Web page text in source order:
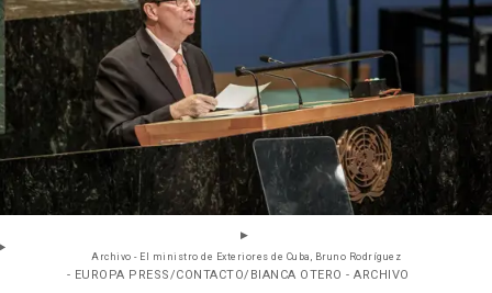
Archivo - El ministro de Exteriores de Cuba, Bruno Rodríguez
- EUROPA PRESS/CONTACTO/BIANCA OTERO - ARCHIVO